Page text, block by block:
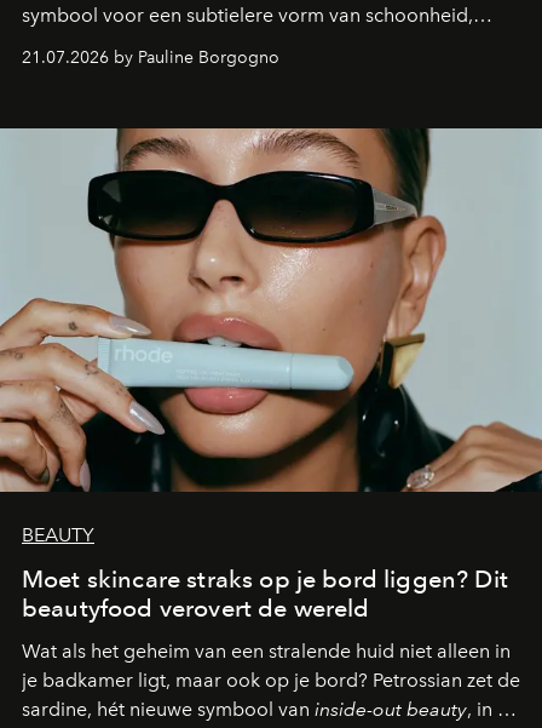
symbool voor een subtielere vorm van schoonheid,
waarin zelfvertrouwen belangrijker is dan een overvloed
aan make-up.
21.07.2026 by Pauline Borgogno
BEAUTY
Moet skincare straks op je bord liggen? Dit
beautyfood verovert de wereld
Wat als het geheim van een stralende huid niet alleen in
je badkamer ligt, maar ook op je bord? Petrossian zet de
sardine, hét nieuwe symbool van inside-out beauty, in de